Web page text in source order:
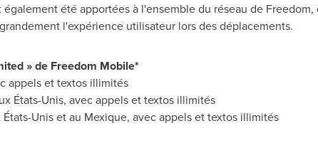
été apportées à l'ensemble du réseau de
l'expérience utilisateur lors des déplacements.
» de Freedom Mobile*
appels et textos illimités
États-Unis, avec appels et textos illimités
États-Unis et au Mexique, avec appels et textos illimités